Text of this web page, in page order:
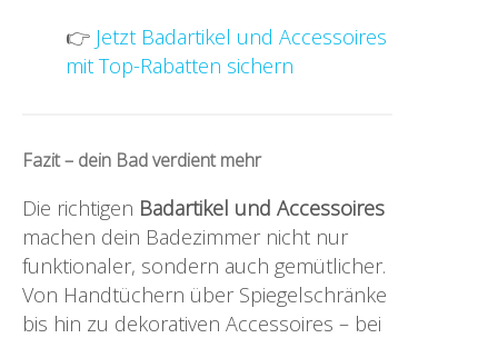
👉 Jetzt Badartikel und Accessoires
mit Top-Rabatten sichern
Fazit – dein Bad verdient mehr
Die richtigen Badartikel und Accessoires
machen dein Badezimmer nicht nur
funktionaler, sondern auch gemütlicher.
Von Handtüchern über Spiegelschränke
bis hin zu dekorativen Accessoires – bei